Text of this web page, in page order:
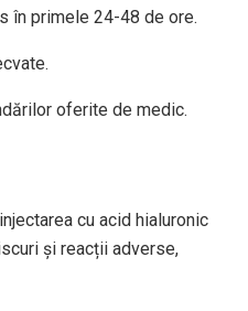
în primele 24-48 de ore.
oferite de medic.
cu acid hialuronic
și reacții adverse,